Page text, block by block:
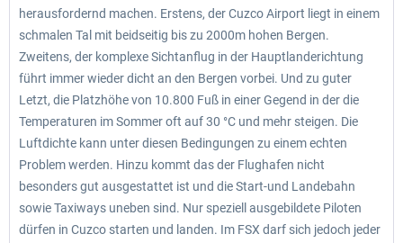
herausfordernd machen. Erstens, der Cuzco Airport liegt in einem
schmalen Tal mit beidseitig bis zu 2000m hohen Bergen.
Zweitens, der komplexe Sichtanflug in der Hauptlanderichtung
führt immer wieder dicht an den Bergen vorbei. Und zu guter
Letzt, die Platzhöhe von 10.800 Fuß in einer Gegend in der die
Temperaturen im Sommer oft auf 30 °C und mehr steigen. Die
Luftdichte kann unter diesen Bedingungen zu einem echten
Problem werden. Hinzu kommt das der Flughafen nicht
besonders gut ausgestattet ist und die Start-und Landebahn
sowie Taxiways uneben sind. Nur speziell ausgebildete Piloten
dürfen in Cuzco starten und landen. Im FSX darf sich jedoch jeder